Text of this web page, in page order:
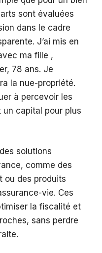
sont évaluées
dans le cadre
J’ai mis en
ma fille ,
78 ans. Je
la nue-propriété.
à percevoir les
capital pour plus
solutions
comme des
ou des produits
vie. Ces
la fiscalité et
sans perdre